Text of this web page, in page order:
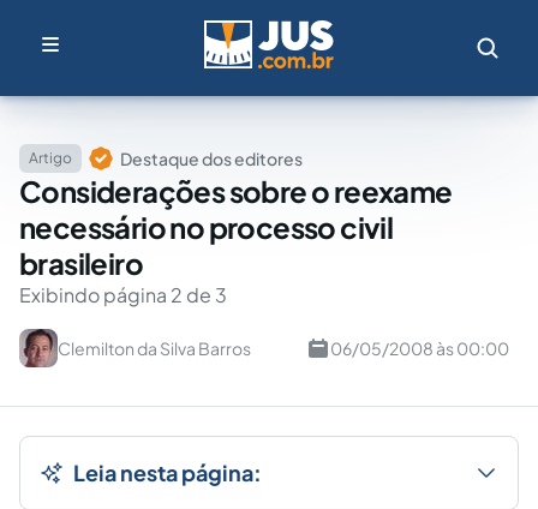
Artigo Destaque dos editores
Considerações sobre o reexame
necessário no processo civil
brasileiro
Exibindo página 2 de 3
Clemilton da Silva Barros 06/05/2008 às 00:00
Leia nesta página: